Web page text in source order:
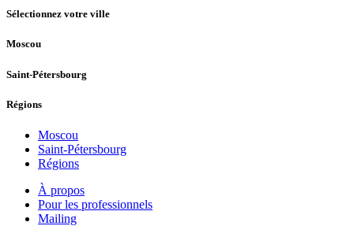
Sélectionnez votre ville
Moscou
Saint-Pétersbourg
Régions
Moscou
Saint-Pétersbourg
Régions
À propos
Pour les professionnels
Mailing